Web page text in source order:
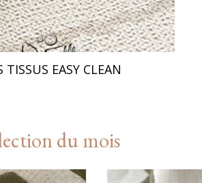
TISSUS EASY CLEAN
du mois